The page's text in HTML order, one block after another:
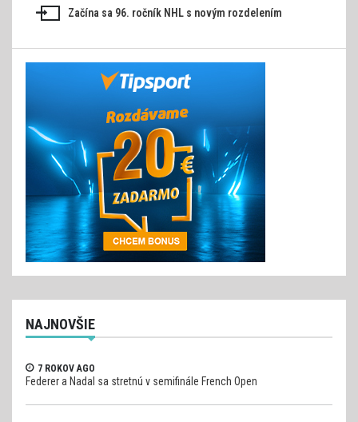
Začína sa 96. ročník NHL s novým rozdelením
NAJNOVŠIE
7 ROKOV AGO
Federer a Nadal sa stretnú v semifinále French Open